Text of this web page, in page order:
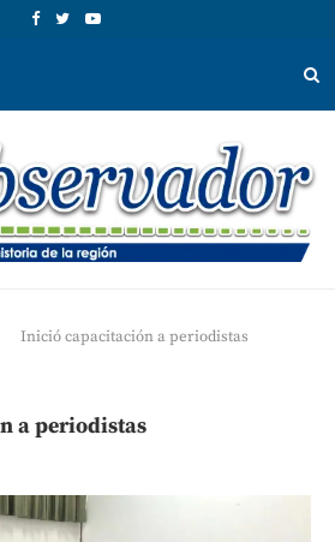
Inició capacitación a periodistas
a periodistas